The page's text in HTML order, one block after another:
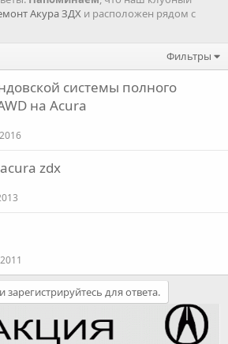
Акура ЗДХ и расположен рядом с
Фильтры
системы полного
на Acura
zdx
зарегистрируйтесь для ответа.